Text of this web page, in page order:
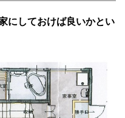
にしておけば良いかとい